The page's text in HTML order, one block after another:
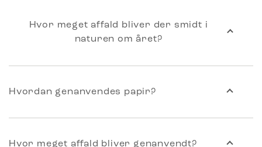
Hvor meget affald bliver der smidt i
naturen om året?
Hvordan genanvendes papir?
Hvor meget affald bliver genanvendt?